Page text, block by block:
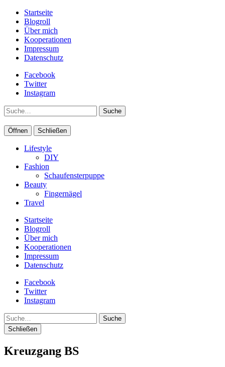
Startseite
Blogroll
Über mich
Kooperationen
Impressum
Datenschutz
Facebook
Twitter
Instagram
Suche
Öffnen Schließen
Lifestyle
DIY
Fashion
Schaufensterpuppe
Beauty
Fingernägel
Travel
Startseite
Blogroll
Über mich
Kooperationen
Impressum
Datenschutz
Facebook
Twitter
Instagram
Suche
Schließen
Kreuzgang BS